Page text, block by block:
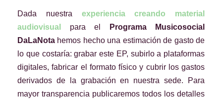
Dada nuestra experiencia creando material
audiovisual
para el
Programa Musicosocial
DaLaNota hemos hecho una estimación de gasto de
lo que costaría: grabar este EP, subirlo a plataformas
digitales, fabricar el formato físico y cubrir los gastos
derivados de la grabación en nuestra sede. Para
mayor transparencia publicaremos todos los detalles